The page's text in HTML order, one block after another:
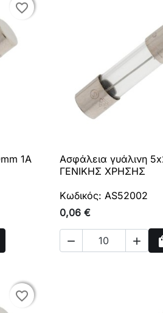
favorite_border
favorite_border
1A
 Γρήγορη
Ασφάλεια γυάλινη
ΓΕΝΙΚΗΣ ΧΡΗΣΗΣ
Κωδικός: AS52002
0,06 €
 
favorite_border
favorite_border